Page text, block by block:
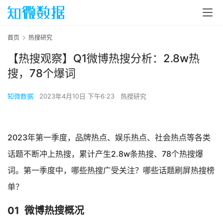
首页 热搜研究
【热搜观察】Q1微博热搜分析：2.8w热
搜，78个爆词
知微数据 2023年4月10日 下午6:23 热搜研究
2023年第一季度，品牌热点、娱乐热点、社会热点等各类
话题不断冲上热搜，累计产生2.8w条热搜、78个热搜爆
词。第一季度中，哪些热搜广受关注？哪些话题刷屏热搜榜
单？
01 微博热搜概况